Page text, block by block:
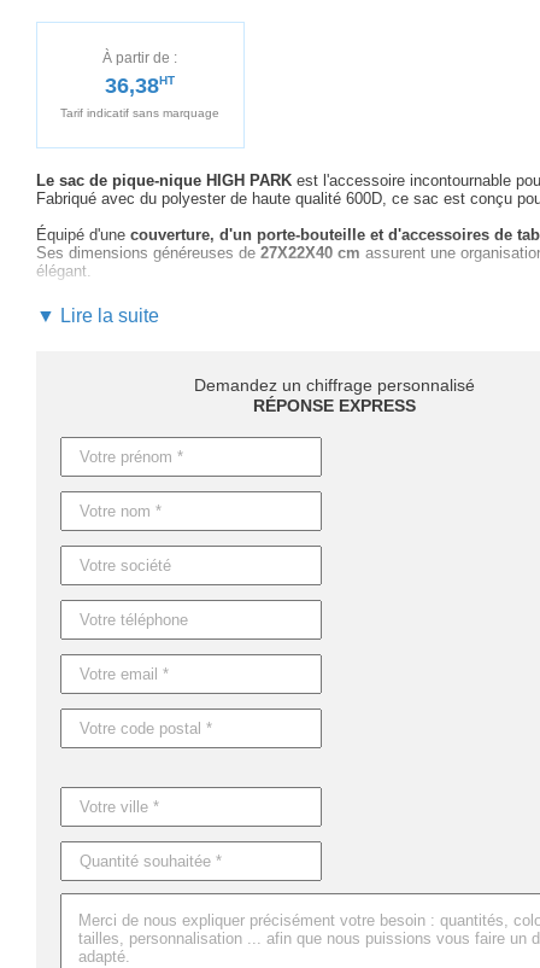
À partir de :
36,38HT
Tarif indicatif sans marquage
Le sac de pique-nique HIGH PARK est l'accessoire incontournable
Fabriqué avec du polyester de haute qualité 600D, ce sac est conçu
Équipé d'une couverture, d'un porte-bouteille et d'accessoires de
Ses dimensions généreuses de 27X22X40 cm assurent une
élégant.
En choisissant le sac de pique-nique HIGH PARK pour vos
entreprise. Vous bénéficiez d'
Ne laissez pas passer l'opportunité de valoriser votre marque grâce
découvrir comment ce produit peut devenir un atout majeur de vos
Les délais de livraison peuvent varier suivant les quantités : comptez
personnalisation. Pour toute urgence,
Caractéristiques du produit :
Référence : AR1470
Nom : HIGH PARK
Dimensions : 27X22X40 CM
▼ Lire la suite
Demandez un chiffrage personnalisé
RÉPONSE EXPRESS